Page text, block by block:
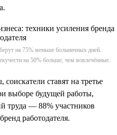
на 75% меньше больничных дней.
на 50% больше, чем вовлечённые.
ставят на третье
выборе будущей работы,
труда — 88% участников
работодателя.